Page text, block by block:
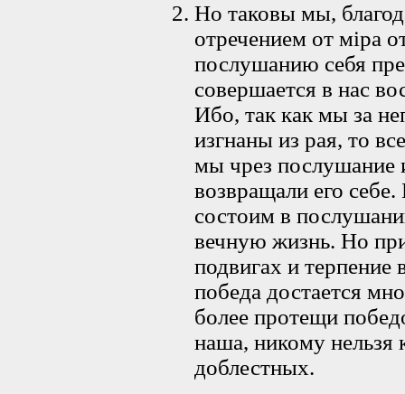
Но таковы мы,
отречением от мiра
послушанию себя
совершается в нас
Ибо, так как мы за
изгнаны из рая, то
мы чрез послушание
возвращали его
состоим в
вечную жизнь. Но
подвигах и терпение
победа достается
более протещи
наша, никому
доблестных.